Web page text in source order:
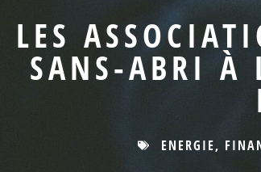
LES
SANS-ABRI À
ENERGIE,